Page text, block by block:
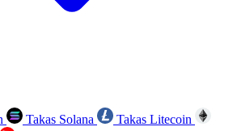
Takas Solana
Takas Litecoin